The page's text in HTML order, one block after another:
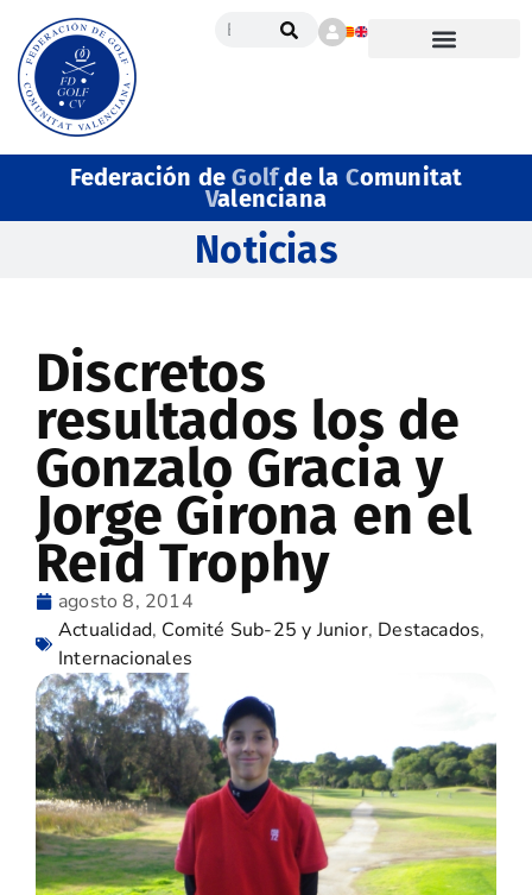
Federación deGolfde la Comunitat
Valenciana
Noticias
Discretos
resultados los de
Gonzalo Gracia y
Jorge Girona en el
Reid Trophy
agosto 8, 2014
Actualidad, Comité Sub-25 y Junior, Destacados,
Internacionales